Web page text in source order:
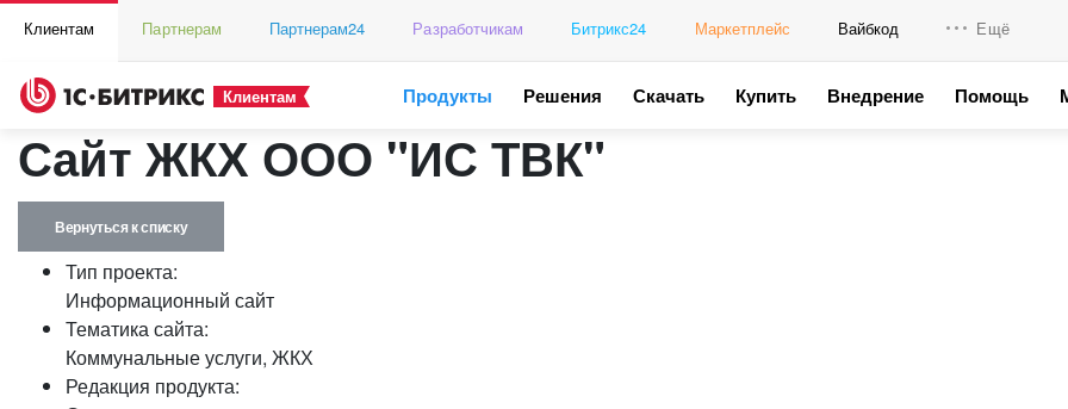
Клиентам Партнерам Партнерам24 Разработчикам Битрикс24 Маркетплейс Вайбкод Ещё
Клиентам Продукты Решения Скачать Купить Внедрение Помощь
Сайт ЖКХ ООО "ИС ТВК"
Вернуться к списку
Тип проекта:
Информационный сайт
Тематика сайта:
Коммунальные услуги, ЖКХ
Редакция продукта: